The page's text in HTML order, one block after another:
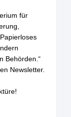
für
Behörden.“
Newsletter.